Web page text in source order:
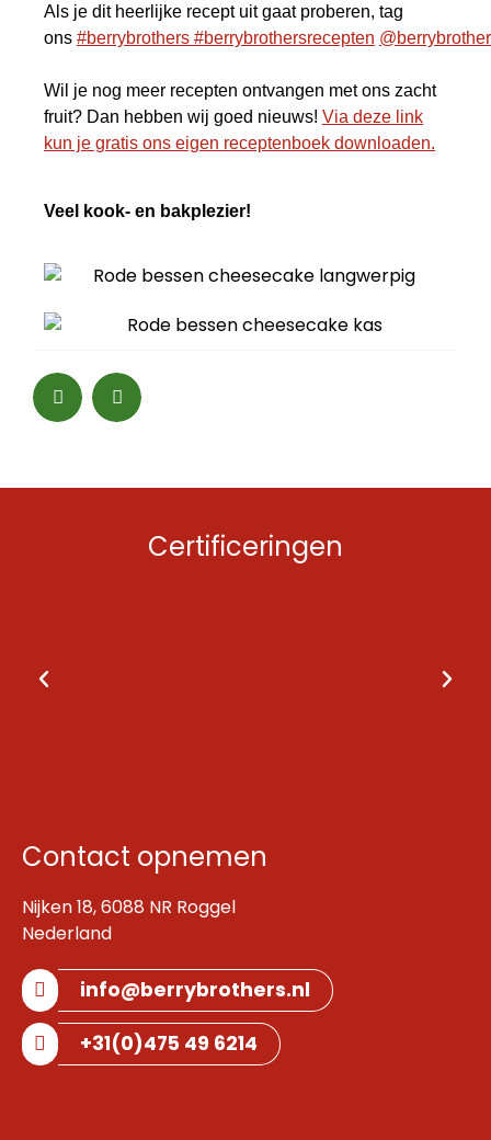
Als je dit heerlijke recept uit gaat proberen, tag
ons #berrybrothers #berrybrothersrecepten
Wil je nog meer recepten ontvangen met ons zacht
fruit? Dan hebben wij goed nieuws! Via deze link
kun je gratis ons eigen receptenboek downloaden.
Veel kook- en bakplezier!
Certificeringen
Contact opnemen
Nijken 18, 6088 NR Roggel
Nederland
info@berrybrothers.nl
+31(0)475 49 6214